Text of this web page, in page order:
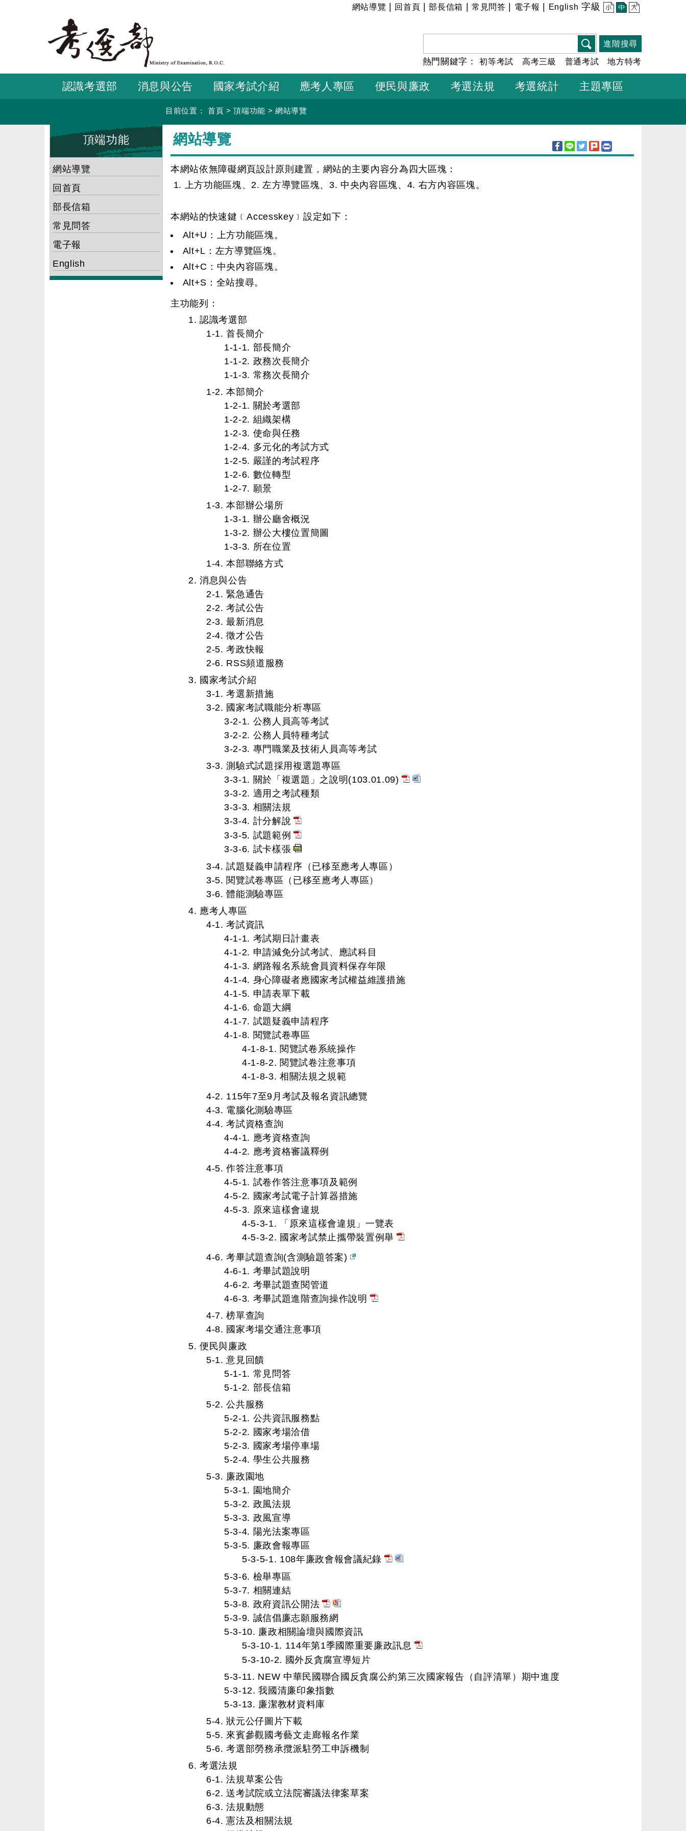
要
容
:::
網站導覽 回首頁 |部長信箱 常見問答 電子報 English 字級 小 中 大
進階搜尋
熱門關鍵字：初等考試 高考三級 普通考試 地方特考
認識考選部 消息與公告 國家考試介紹 應考人專區 便民與廉政 考選法規 考選統計 主題專區
目前位置： 首頁 >頂端功能 >網站導覽
頂端功能
網站導覽
回首頁
部長信箱
常見問答
電子報
English
:::
網站導覽
本網站依無障礙網頁設計原則建置，網站的主要內容分為四大區塊：
1. 上方功能區塊、2. 左方導覽區塊、3. 中央內容區塊、4. 右方內容區塊。
本網站的快速鍵﹝Accesskey﹞設定如下：
Alt+U：上方功能區塊。
Alt+L：左方導覽區塊。
Alt+C：中央內容區塊。
Alt+S：全站搜尋。
主功能列：
1. 認識考選部
1-1. 首長簡介
1-1-1. 部長簡介
1-1-2. 政務次長簡介
1-1-3. 常務次長簡介
1-2. 本部簡介
1-2-1. 關於考選部
1-2-2. 組織架構
1-2-3. 使命與任務
1-2-4. 多元化的考試方式
1-2-5. 嚴謹的考試程序
1-2-6. 數位轉型
1-2-7. 願景
1-3. 本部辦公場所
1-3-1. 辦公廳舍概況
1-3-2. 辦公大樓位置簡圖
1-3-3. 所在位置
1-4. 本部聯絡方式
2. 消息與公告
2-1. 緊急通告
2-2. 考試公告
2-3. 最新消息
2-4. 徵才公告
2-5. 考政快報
2-6. RSS頻道服務
3. 國家考試介紹
3-1. 考選新措施
3-2. 國家考試職能分析專區
3-2-1. 公務人員高等考試
3-2-2. 公務人員特種考試
3-2-3. 專門職業及技術人員高等考試
3-3. 測驗式試題採用複選題專區
3-3-1. 關於「複選題」之說明(103.01.09)
3-3-2. 適用之考試種類
3-3-3. 相關法規
3-3-4. 計分解說
3-3-5. 試題範例
3-3-6. 試卡樣張
3-4. 試題疑義申請程序（已移至應考人專區）
3-5. 閱覽試卷專區（已移至應考人專區）
3-6. 體能測驗專區
4. 應考人專區
4-1. 考試資訊
4-1-1. 考試期日計畫表
4-1-2. 申請減免分試考試、應試科目
4-1-3. 網路報名系統會員資料保存年限
4-1-4. 身心障礙者應國家考試權益維護措施
4-1-5. 申請表單下載
4-1-6. 命題大綱
4-1-7. 試題疑義申請程序
4-1-8. 閱覽試卷專區
4-1-8-1. 閱覽試卷系統操作
4-1-8-2. 閱覽試卷注意事項
4-1-8-3. 相關法規之規範
4-2. 115年7至9月考試及報名資訊總覽
4-3. 電腦化測驗專區
4-4. 考試資格查詢
4-4-1. 應考資格查詢
4-4-2. 應考資格審議釋例
4-5. 作答注意事項
4-5-1. 試卷作答注意事項及範例
4-5-2. 國家考試電子計算器措施
4-5-3. 原來這樣會違規
4-5-3-1. 「原來這樣會違規」一覽表
4-5-3-2. 國家考試禁止攜帶裝置例舉
4-6. 考畢試題查詢(含測驗題答案)
4-6-1. 考畢試題說明
4-6-2. 考畢試題查閱管道
4-6-3. 考畢試題進階查詢操作說明
4-7. 榜單查詢
4-8. 國家考場交通注意事項
5. 便民與廉政
5-1. 意見回饋
5-1-1. 常見問答
5-1-2. 部長信箱
5-2. 公共服務
5-2-1. 公共資訊服務點
5-2-2. 國家考場洽借
5-2-3. 國家考場停車場
5-2-4. 學生公共服務
5-3. 廉政園地
5-3-1. 園地簡介
5-3-2. 政風法規
5-3-3. 政風宣導
5-3-4. 陽光法案專區
5-3-5. 廉政會報專區
5-3-5-1. 108年廉政會報會議紀錄
5-3-6. 檢舉專區
5-3-7. 相關連結
5-3-8. 政府資訊公開法
5-3-9. 誠信倡廉志願服務網
5-3-10. 廉政相關論壇與國際資訊
5-3-10-1. 114年第1季國際重要廉政訊息
5-3-10-2. 國外反貪腐宣導短片
5-3-11. NEW 中華民國聯合國反貪腐公約第三次國家報告（自評清單）期中進度
5-3-12. 我國清廉印象指數
5-3-13. 廉潔教材資料庫
5-4. 狀元公仔圖片下載
5-5. 來賓參觀國考藝文走廊報名作業
5-6. 考選部勞務承攬派駐勞工申訴機制
6. 考選法規
6-1. 法規草案公告
6-2. 送考試院或立法院審議法律案草案
6-3. 法規動態
6-4. 憲法及相關法規